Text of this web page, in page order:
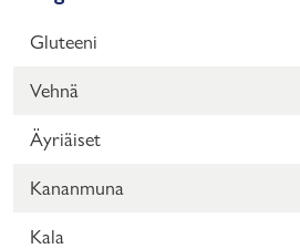
Gluteeni
Vehnä
Äyriäiset
Kananmuna
Kala